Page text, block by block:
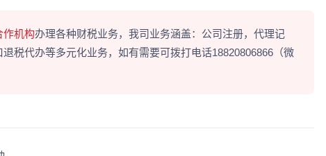
作机构办理各种财税业务，我司业务涵盖：公司注册，代理记
税代办等多元化业务，如有需要可拨打电话18820806866（微